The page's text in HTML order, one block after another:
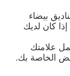
بيضاء
كان لديك
علامتك
الخاصة بك.